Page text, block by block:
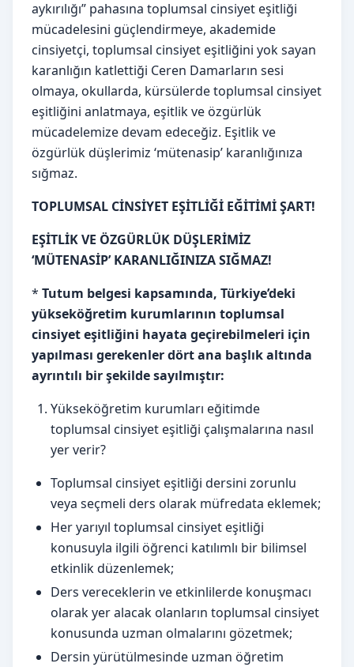
aykırılığı” pahasına toplumsal cinsiyet eşitliği
mücadelesini güçlendirmeye, akademide
cinsiyetçi, toplumsal cinsiyet eşitliğini yok sayan
karanlığın katlettiği Ceren Damarların sesi
olmaya, okullarda, kürsülerde toplumsal cinsiyet
eşitliğini anlatmaya, eşitlik ve özgürlük
mücadelemize devam edeceğiz. Eşitlik ve
özgürlük düşlerimiz ‘mütenasip’ karanlığınıza
sığmaz.
TOPLUMSAL CİNSİYET EŞİTLİĞİ EĞİTİMİ ŞART!
EŞİTLİK VE ÖZGÜRLÜK DÜŞLERİMİZ
‘MÜTENASİP’ KARANLIĞINIZA SIĞMAZ!
* Tutum belgesi kapsamında, Türkiye’deki
yükseköğretim kurumlarının toplumsal
cinsiyet eşitliğini hayata geçirebilmeleri için
yapılması gerekenler dört ana başlık altında
ayrıntılı bir şekilde sayılmıştır:
Yükseköğretim kurumları eğitimde
toplumsal cinsiyet eşitliği çalışmalarına nasıl
yer verir?
Toplumsal cinsiyet eşitliği dersini zorunlu
veya seçmeli ders olarak müfredata eklemek;
Her yarıyıl toplumsal cinsiyet eşitliği
konusuyla ilgili öğrenci katılımlı bir bilimsel
etkinlik düzenlemek;
Ders vereceklerin ve etkinlilerde konuşmacı
olarak yer alacak olanların toplumsal cinsiyet
konusunda uzman olmalarını gözetmek;
Dersin yürütülmesinde uzman öğretim